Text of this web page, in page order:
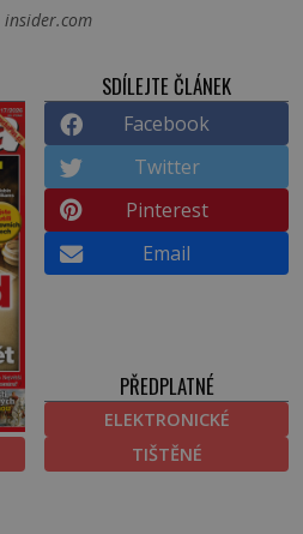
insider.com
SDÍLEJTE ČLÁNEK
Facebook
Twitter
Pinterest
Email
PŘEDPLATNÉ
ELEKTRONICKÉ
TIŠTĚNÉ